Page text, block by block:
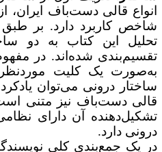
قالی دست‌باف ایران،
کاربرد دارد. بر طبق
این کتاب به دو
شده‌اند. در مفهوم
یک کلیت موردنظر
درونی می‌توان
دست‌باف نیز متنی
آن دارای
دارد.
یک جمع‌بندی کلی